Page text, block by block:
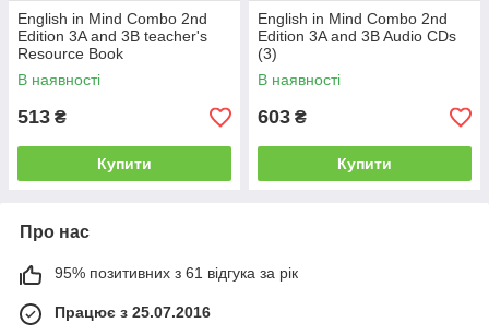
English in Mind Combo 2nd
Edition 3A and 3B teacher's
Resource Book
В наявності
513 ₴
Купити
English in Mind Combo 2nd
Edition 3A and 3B Audio CDs
(3)
В наявності
603 ₴
Купити
Про нас
95% позитивних з 61 відгука за рік
Працює з 25.07.2016